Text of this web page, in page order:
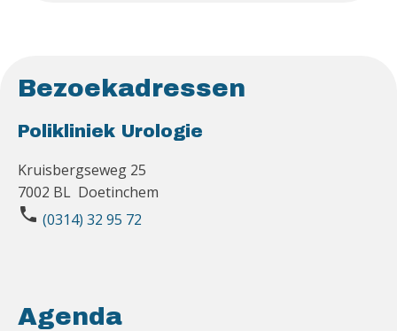
Bezoekadressen
Polikliniek Urologie
Kruisbergseweg 25
7002 BL Doetinchem
phone (0314) 32 95 72
Agenda